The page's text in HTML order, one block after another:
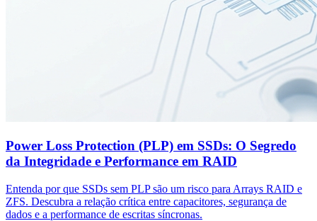
Power Loss Protection (PLP) em SSDs: O Segredo
da Integridade e Performance em RAID
Entenda por que SSDs sem PLP são um risco para Arrays RAID e
ZFS. Descubra a relação crítica entre capacitores, segurança de
dados e a performance de escritas síncronas.